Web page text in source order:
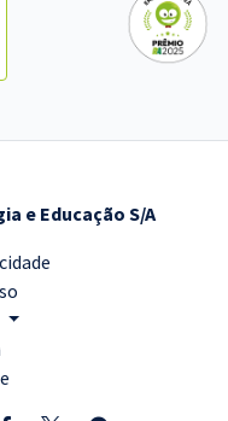
e Educação S/A